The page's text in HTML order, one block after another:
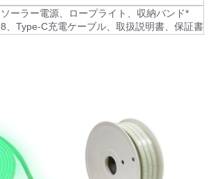
ソーラー電源、ロープライト、収納バンド*
8、Type-C充電ケーブル、取扱説明書、保証書